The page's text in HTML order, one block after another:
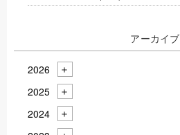
アーカイブ
2026
2025
2024